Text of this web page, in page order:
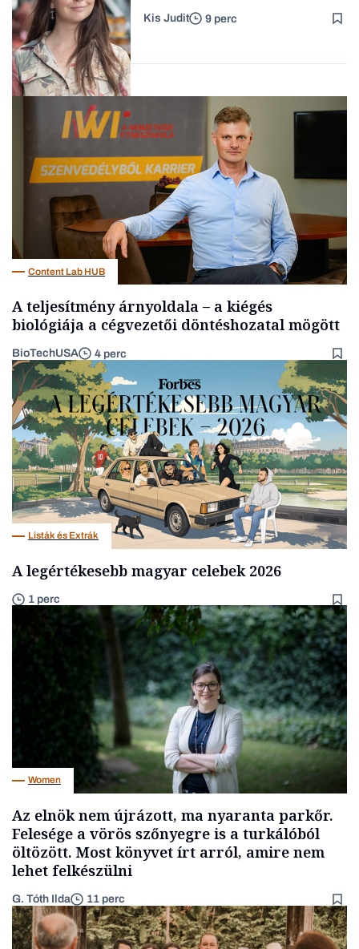
Forbes-sztori
hogyan legyünk jól etető
szülők
Kis Judit 9 perc
Content Lab HUB
A teljesítmény árnyoldala – a kiégés
biológiája a cégvezetői döntéshozatal mögött
BioTechUSA 4 perc
Listák és Extrák
A legértékesebb magyar celebek 2026
1 perc
Women
Az elnök nem újrázott, ma nyaranta parkőr.
Felesége a vörös szőnyegre is a turkálóból
öltözött. Most könyvet írt arról, amire nem
lehet felkészülni
G. Tóth Ilda 11 perc